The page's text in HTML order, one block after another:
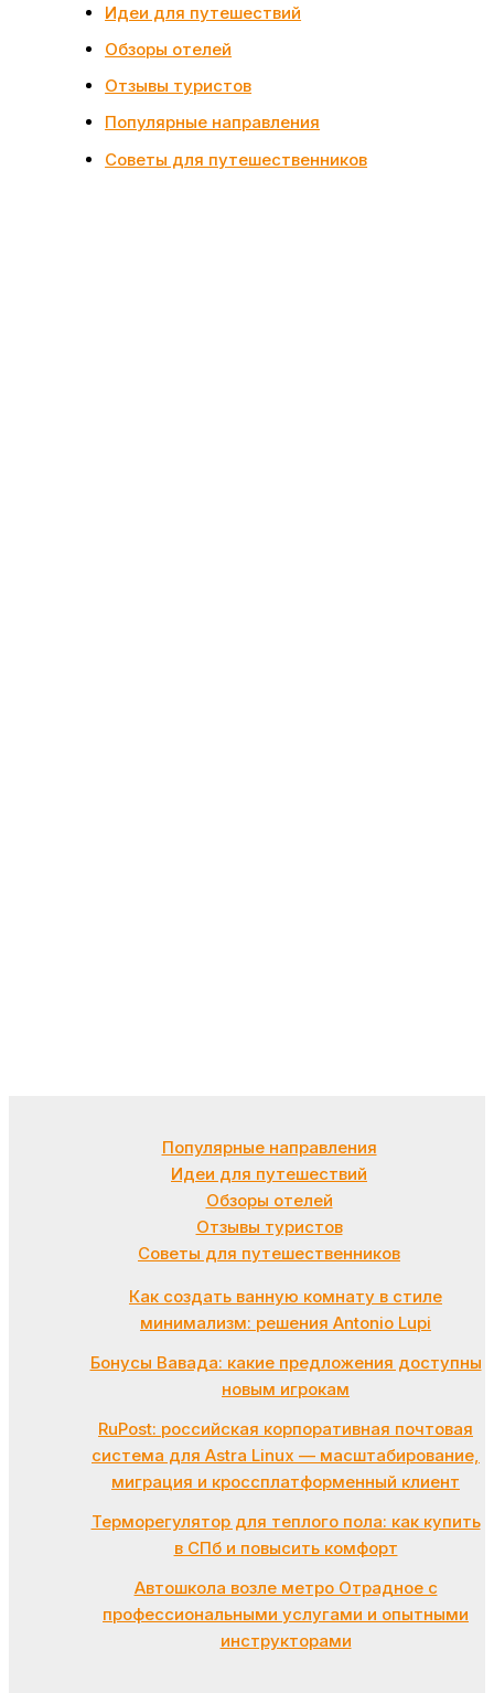
Идеи для путешествий
Обзоры отелей
Отзывы туристов
Популярные направления
Советы для путешественников
Популярные направления
Идеи для путешествий
Обзоры отелей
Отзывы туристов
Советы для путешественников
Как создать ванную комнату в стиле
минимализм: решения Antonio Lupi
Бонусы Вавада: какие предложения доступны
новым игрокам
RuPost: российская корпоративная почтовая
система для Astra Linux — масштабирование,
миграция и кроссплатформенный клиент
Терморегулятор для теплого пола: как купить
в СПб и повысить комфорт
Автошкола возле метро Отрадное с
профессиональными услугами и опытными
инструкторами